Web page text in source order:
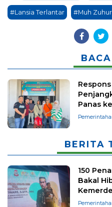
#Lansia Terlantar #Muh
Panas
BERITA
150
Bakal
Negara